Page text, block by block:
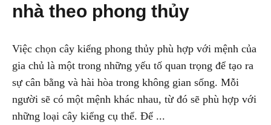
nhà theo phong thủy
Việc chọn cây kiểng phong thủy phù hợp với mệnh của
gia chủ là một trong những yếu tố quan trọng để tạo ra
sự cân bằng và hài hòa trong không gian sống. Mỗi
người sẽ có một mệnh khác nhau, từ đó sẽ phù hợp với
những loại cây kiểng cụ thể. Để ...